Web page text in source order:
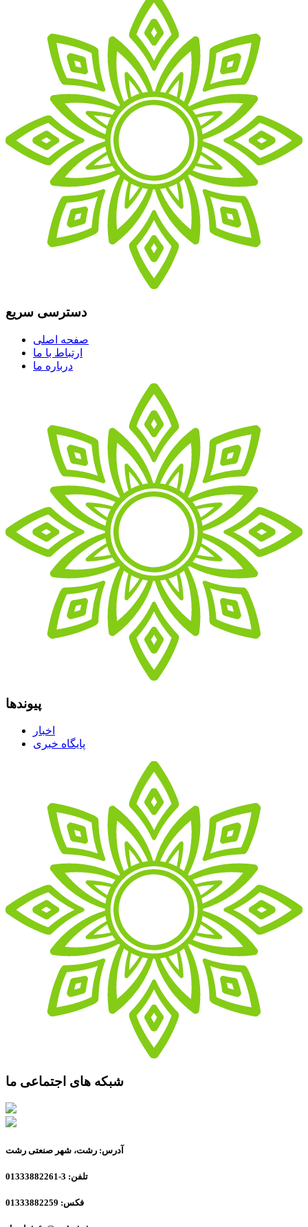
دسترسی سریع
صفحه اصلی
ارتباط با ما
درباره ما
پیوندها
اخبار
پایگاه خبری
شبکه های اجتماعی ما
آدرس: رشت، شهر صنعتی رشت
تلفن: 3-01333882261
فکس: 01333882259